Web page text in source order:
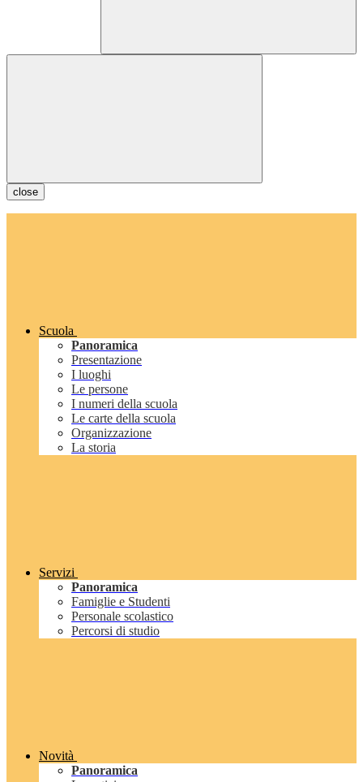
close
Scuola
Panoramica
Presentazione
I luoghi
Le persone
I numeri della scuola
Le carte della scuola
Organizzazione
La storia
Servizi
Panoramica
Famiglie e Studenti
Personale scolastico
Percorsi di studio
Novità
Panoramica